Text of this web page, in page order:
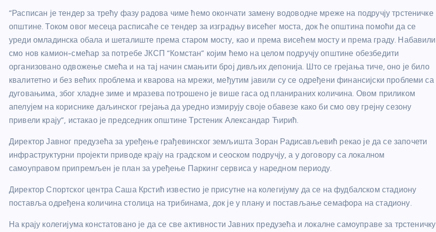
“Расписан је тендер за трећу фазу радова чиме ћемо окончати замену водоводне мреже на подручју трстеничке
општине. Током овог месеца расписаће се тендер за изградњу висећег моста, док ће општина помоћи да се
уреди омладинска обала и шеталиште према старом мосту, као и према висећем мосту и према граду. Набавили
смо нов камион-смећар за потребе ЈКСП “Комстан” којим ћемо на целом подручју општине обезбедити
организовано одвожење смећа и на тај начин смањити број дивљих депонија. Што се грејања тиче, оно је било
квалитетно и без већих проблема и кварова на мрежи, међутим јавили су се одређени финансијски проблеми са
дуговањима, због хладне зиме и мразева потрошено је више гаса од планираних количина. Овом приликом
апелујем на кориснике даљинског грејања да уредно измирују своје обавезе како би смо ову грејну сезону
привели крају”, истакао је председник општине Трстеник Александар Ћирић.
Директор Јавног предузећа за уређење грађевинског земљишта Зоран Радисављевић рекао је да се започети
инфраструктурни пројекти приводе крају на градском и сеоском подручју, а у договору са локалном
самоуправом припремљен је план за уређење Паркинг сервиса у наредном периоду.
Директор Спортског центра Саша Крстић известио је присутне на колегијуму да се на фудбалском стадиону
поставља одређена количина столица на трибинама, док је у плану и постављање семафора на стадиону.
На крају колегијума констатовано је да се све активности Јавних предузећа и локалне самоуправе за трстеничку